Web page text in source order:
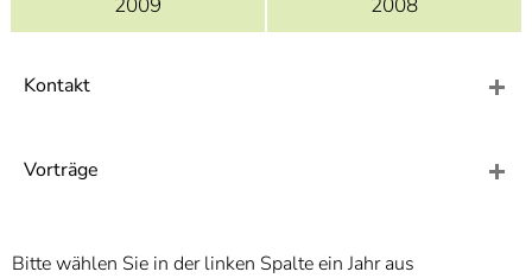
Informationen zur
Kontakt
Vorträge
Bitte wählen Sie in der linken Spalte ein Jahr aus